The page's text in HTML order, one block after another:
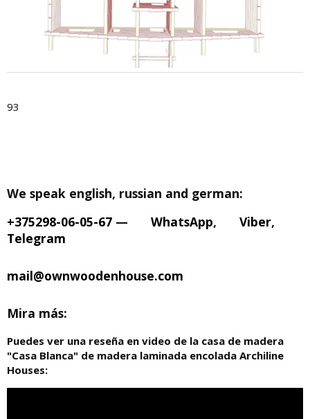
93
We speak english, russian and german:
+375298-06-05-67 — WhatsApp, Viber,
Telegram
mail@ownwoodenhouse.com
Mira más:
Puedes ver una reseña en video de la casa de madera
"Casa Blanca" de madera laminada encolada Archiline
Houses: